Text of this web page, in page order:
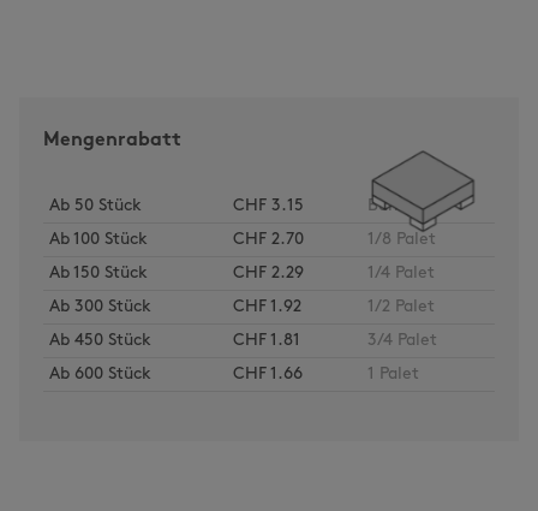
Mengenrabatt
Ab 50 Stück CHF 3.15
Bund
Ab 100 Stück CHF 2.70
1/8 Palet
Ab 150 Stück CHF 2.29
1/4 Palet
Ab 300 Stück CHF 1.92
1/2 Palet
Ab 450 Stück CHF 1.81
3/4 Palet
Ab 600 Stück CHF 1.66 1 Palet